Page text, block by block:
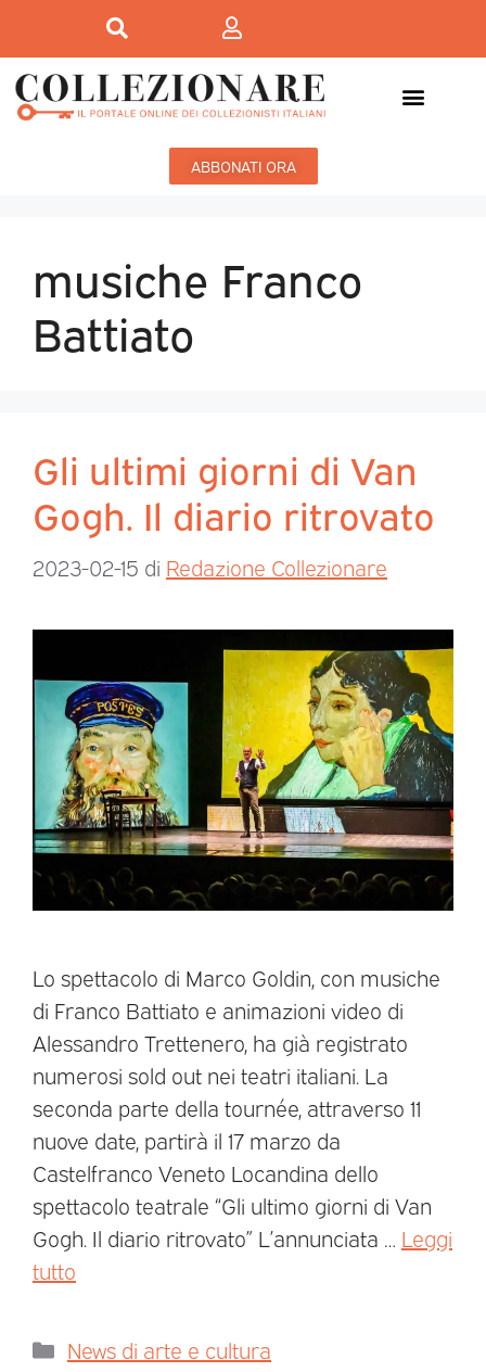
ABBONATI ORA
musiche Franco
Battiato
Gli ultimi giorni di Van
Gogh. Il diario ritrovato
2023-02-15 di Redazione Collezionare
Lo spettacolo di Marco Goldin, con musiche
di Franco Battiato e animazioni video di
Alessandro Trettenero, ha già registrato
numerosi sold out nei teatri italiani. La
seconda parte della tournée, attraverso 11
nuove date, partirà il 17 marzo da
Castelfranco Veneto Locandina dello
spettacolo teatrale “Gli ultimo giorni di Van
Gogh. Il diario ritrovato” L’annunciata … Leggi
tutto
News di arte e cultura